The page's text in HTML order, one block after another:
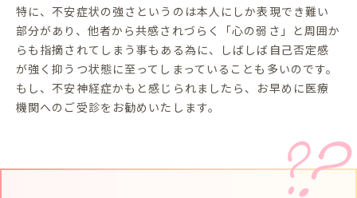
特に、不安症状の強さというのは本人にしか表現でき難い
部分があり、他者から共感されづらく「心の弱さ」と周囲か
らも指摘されてしまう事もある為に、しばしば自己否定感
が強く抑うつ状態に至ってしまっていることも多いのです。
もし、不安神経症かもと感じられましたら、お早めに医療
機関へのご受診をお勧めいたします。